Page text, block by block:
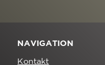
NAVIGATION
Kontakt